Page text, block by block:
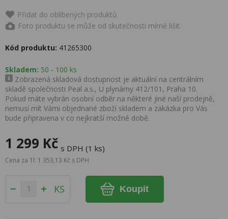
Přidat do oblíbených produktů
Foto produktu se může od skutečnosti mírně lišit.
Kód produktu: 41265300
Skladem: 50 - 100 ks
Zobrazená skladová dostupnost je aktuální na centrálním
skladě společnosti Peal a.s., U plynárny 412/101, Praha 10.
Pokud máte vybrán osobní odběr na některé jiné naší prodejně,
nemusí mít Vámi objednané zboží skladem a zakázka pro Vás
bude připravena v co nejkratší možné době.
1 299 Kč s DPH (1 ks)
Cena za 1l: 1 353,13 Kč s DPH
KS Koupit